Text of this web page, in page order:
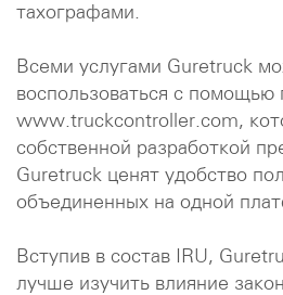
тахографами.
Всеми услугами Guretruck
воспользоваться с
www.truckcontroller.com,
собственной разработкой
Guretruck ценят удобство
объединенных на одной
Вступив в состав IRU,
лучше изучить влияние